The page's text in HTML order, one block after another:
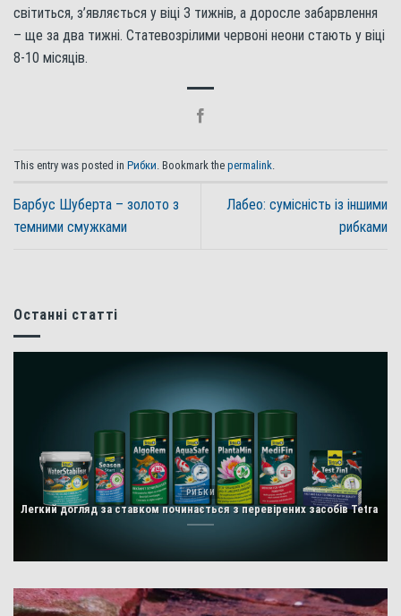
світиться, з’являється у віці 3 тижнів, а доросле забарвлення
– ще за два тижні. Статевозрілими червоні неони стають у віці
8-10 місяців.
This entry was posted in Рибки . Bookmark the permalink
Барбус Шуберта – золото з
темними смужками
Лабео: сумісність із іншими
рибками
Останні статті
РИБКИ
Легкий догляд за ставком починається з перевірених засобів Tetra